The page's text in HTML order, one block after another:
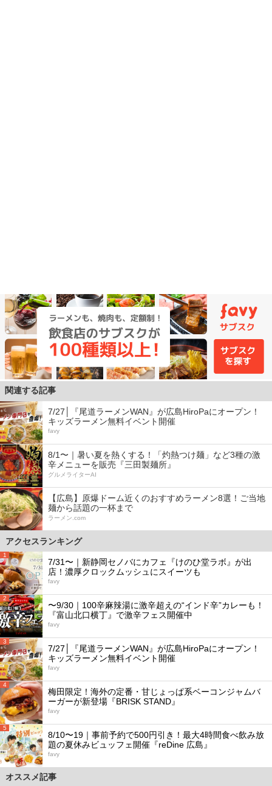
関連する記事
7/27│『尾道ラーメンWAN』が広島HiroPaにオープン！
キッズラーメン無料イベント開催
favy
8/1〜｜暑い夏を熱くする！「灼熱つけ麺」など3種の激
辛メニューを販売『三田製麺所』
グルメライターAI
【広島】原爆ドーム近くのおすすめラーメン8選！ご当地
麺から話題の一杯まで
ラーメン.com
アクセスランキング
1
7/31〜｜新静岡セノバにカフェ『けのひ堂ラボ』が出
店！濃厚クロックムッシュにスイーツも
favy
2
〜9/30｜100辛麻辣湯に激辛超えの“インド辛”カレーも！
『富山北口横丁』で激辛フェス開催中
favy
3
7/27│『尾道ラーメンWAN』が広島HiroPaにオープン！
キッズラーメン無料イベント開催
favy
4
梅田限定！海外の定番・甘じょっぱ系ベーコンジャムバ
ーガーが新登場『BRISK STAND』
favy
5
8/10〜19｜事前予約で500円引き！最大4時間食べ飲み放
題の夏休みビュッフェ開催『reDine 広島』
favy
オススメ記事